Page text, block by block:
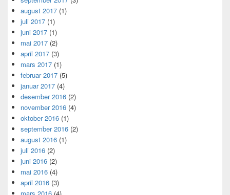
august 2017 (1)
juli 2017 (1)
juni 2017 (1)
mai 2017 (2)
april 2017 (3)
mars 2017 (1)
februar 2017 (5)
januar 2017 (4)
desember 2016 (2)
november 2016 (4)
oktober 2016 (1)
september 2016 (2)
august 2016 (1)
juli 2016 (2)
juni 2016 (2)
mai 2016 (4)
april 2016 (3)